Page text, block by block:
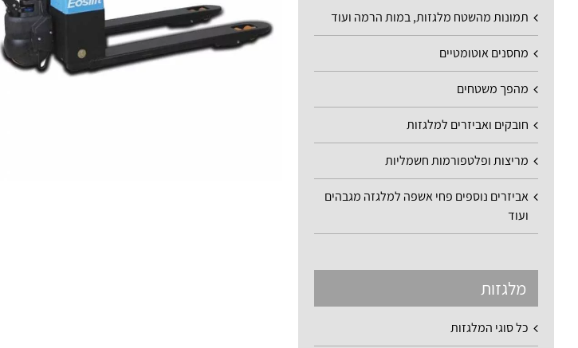
תמונות מהשטח מלגזות, במות הרמה ועוד
מחסנים אוטומטיים
מהפך משטחים
חובקים ואביזרים למלגזות
מריצות ופלטפורמות חשמליות
אביזרים נוספים פחי אשפה למלגזה מגבהים
ועוד
מלגזות
כל סוגי המלגזות